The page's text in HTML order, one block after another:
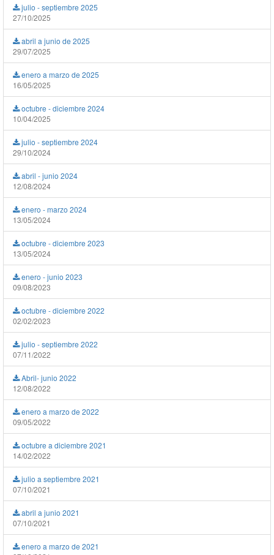
julio - septiembre 2025
27/10/2025
abril a junio de 2025
29/07/2025
enero a marzo de 2025
16/05/2025
octubre - diciembre 2024
10/04/2025
julio - septiembre 2024
29/10/2024
abril - junio 2024
12/08/2024
enero - marzo 2024
13/05/2024
octubre - diciembre 2023
13/05/2024
enero - junio 2023
09/08/2023
octubre - diciembre 2022
02/02/2023
julio - septiembre 2022
07/11/2022
Abril- junio 2022
12/08/2022
enero a marzo de 2022
09/05/2022
octubre a diciembre 2021
14/02/2022
julio a septiembre 2021
07/10/2021
abril a junio 2021
07/10/2021
enero a marzo de 2021